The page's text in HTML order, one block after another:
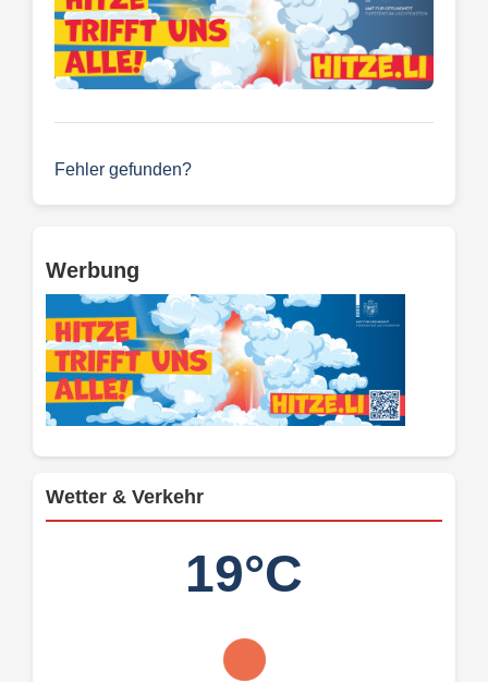
Fehler gefunden?
Werbung
Wetter & Verkehr
19°C